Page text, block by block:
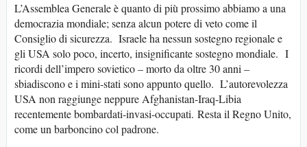
L’Assemblea Generale è quanto di più prossimo abbiamo a una
democrazia mondiale; senza alcun potere di veto come il
Consiglio di sicurezza. Israele ha nessun sostegno regionale e
gli USA solo poco, incerto, insignificante sostegno mondiale. I
ricordi dell’impero sovietico – morto da oltre 30 anni –
sbiadiscono e i mini-stati sono appunto quello. L’autorevolezza
USA non raggiunge neppure Afghanistan-Iraq-Libia
recentemente bombardati-invasi-occupati. Resta il Regno Unito,
come un barboncino col padrone.